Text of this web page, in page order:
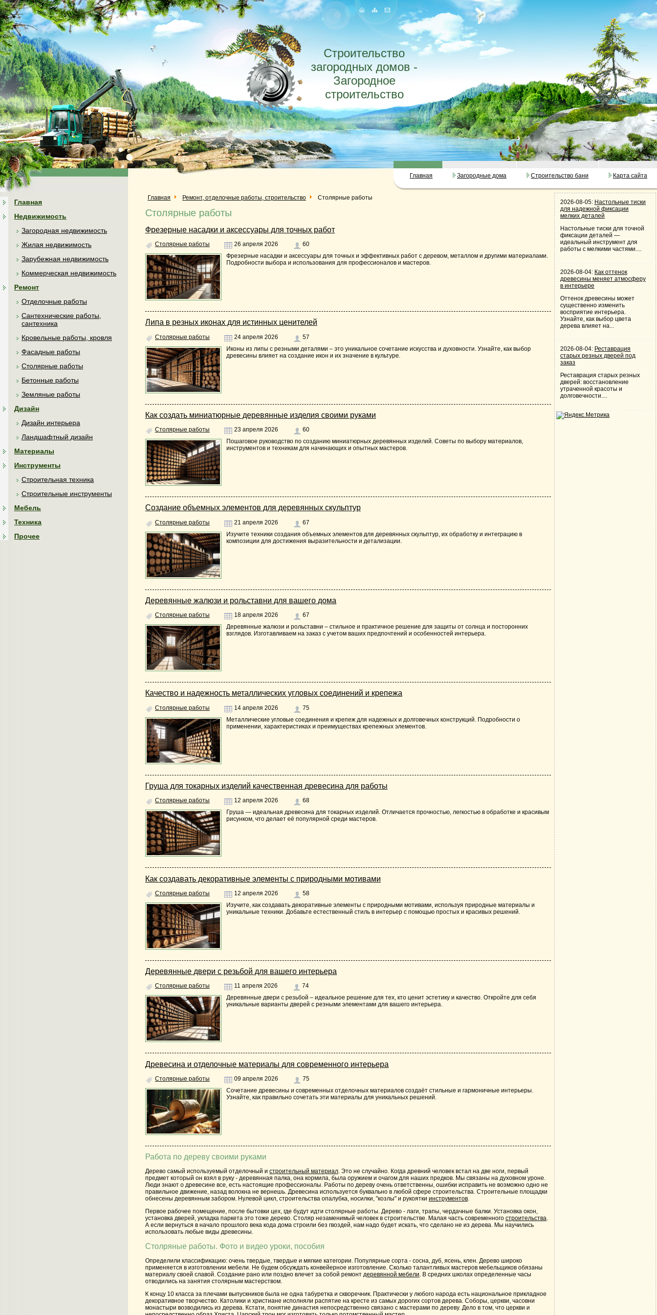
Строительство
загородных домов -
Загородное
строительство
Главная Загородные дома Строительство бани Карта сайта
Главная
Недвижимость
Загородная недвижимость
Жилая недвижимость
Зарубежная недвижимость
Коммерческая недвижимость
Ремонт
Отделочные работы
Сантехнические работы,
сантехника
Кровельные работы, кровля
Фасадные работы
Столярные работы
Бетонные работы
Земляные работы
Дизайн
Дизайн интерьера
Ландшафтный дизайн
Материалы
Инструменты
Строительная техника
Строительные инструменты
Мебель
Техника
Прочее
Главная Ремонт, отделочные работы, строительство Столярные работы
Столярные работы
Фрезерные насадки и аксессуары для точных работ
Столярные работы 26 апреля 2026
60
Фрезерные насадки и аксессуары для точных и эффективных работ с деревом, металлом и другими материалами.
Подробности выбора и использования для профессионалов и мастеров.
Липа в резных иконах для истинных ценителей
Столярные работы 24 апреля 2026
57
Иконы из липы с резными деталями – это уникальное сочетание искусства и духовности. Узнайте, как выбор
древесины влияет на создание икон и их значение в культуре.
Как создать миниатюрные деревянные изделия своими руками
Столярные работы 23 апреля 2026
60
Пошаговое руководство по созданию миниатюрных деревянных изделий. Советы по выбору материалов,
инструментов и техникам для начинающих и опытных мастеров.
Создание объемных элементов для деревянных скульптур
Столярные работы 21 апреля 2026
67
Изучите техники создания объемных элементов для деревянных скульптур, их обработку и интеграцию в
композиции для достижения выразительности и детализации.
Деревянные жалюзи и рольставни для вашего дома
Столярные работы 18 апреля 2026
67
Деревянные жалюзи и рольставни – стильное и практичное решение для защиты от солнца и посторонних
взглядов. Изготавливаем на заказ с учетом ваших предпочтений и особенностей интерьера.
Качество и надежность металлических угловых соединений и крепежа
Столярные работы 14 апреля 2026
75
Металлические угловые соединения и крепеж для надежных и долговечных конструкций. Подробности о
применении, характеристиках и преимуществах крепежных элементов.
Груша для токарных изделий качественная древесина для работы
Столярные работы 12 апреля 2026
68
Груша — идеальная древесина для токарных изделий. Отличается прочностью, легкостью в обработке и красивым
рисунком, что делает её популярной среди мастеров.
Как создавать декоративные элементы с природными мотивами
Столярные работы 12 апреля 2026
58
Изучите, как создавать декоративные элементы с природными мотивами, используя природные материалы и
уникальные техники. Добавьте естественный стиль в интерьер с помощью простых и красивых решений.
Деревянные двери с резьбой для вашего интерьера
Столярные работы 11 апреля 2026
74
Деревянные двери с резьбой – идеальное решение для тех, кто ценит эстетику и качество. Откройте для себя
уникальные варианты дверей с резными элементами для вашего интерьера.
Древесина и отделочные материалы для современного интерьера
Столярные работы 09 апреля 2026
75
Сочетание древесины и современных отделочных материалов создаёт стильные и гармоничные интерьеры.
Узнайте, как правильно сочетать эти материалы для уникальных решений.
Работа по дереву своими руками
Дерево самый используемый отделочный и строительный материал. Это не случайно. Когда древний человек встал на две ноги, первый
предмет который он взял в руку - деревянная палка, она кормила, была оружием и очагом для наших предков. Мы связаны на духовном уроне.
Люди знают о древесине все, есть настоящие профессионалы. Работы по дереву очень ответственны, ошибки исправить не возможно одно не
правильное движение, назад волокна не вернешь. Древесина используется буквально в любой сфере строительства. Строительные площадки
обнесены деревянным забором. Нулевой цикл, строительства опалубка, носилки, "козлы" и рукоятки инструментов.
Первое рабочее помещение, после бытовки цех, где будут идти столярные работы. Дерево - лаги, трапы, чердачные балки. Установка окон,
установка дверей, укладка паркета это тоже дерево. Столяр незаменимый человек в строительстве. Малая часть современного строительства.
А если вернуться в начало прошлого века кода дома строили без гвоздей, нам надо будет искать, что сделано не из дерева. Мы научились
использовать любые виды древесины.
Столряные работы. Фото и видео уроки, пособия
Определили классификацию: очень твердые, твердые и мягкие категории. Популярные сорта - сосна, дуб, ясень, клен. Дерево широко
применяется в изготовлении мебели. Не будем обсуждать конвейерное изготовление. Сколько талантливых мастеров мебельщиков обязаны
материалу своей славой. Создание рано или поздно влечет за собой ремонт деревянной мебели. В средних школах определенные часы
отводились на занятия столярным мастерством.
К концу 10 класса за плечами выпускников была не одна табуретка и скворечник. Практически у любого народа есть национальное прикладное
декоративное творчество. Католики и христиане исполняли распятие на кресте из самых дорогих сортов дерева. Соборы, церкви, часовни
монастыри возводились из дерева. Кстати, понятие династия непосредственно связано с мастерами по дереву. Дело в том, что церкви и
2026-08-05: Настольные тиски
для надежной фиксации
мелких деталей
Настольные тиски для точной
фиксации деталей —
идеальный инструмент для
работы с мелкими частями....
2026-08-04: Как оттенок
древесины меняет атмосферу
в интерьере
Оттенок древесины может
существенно изменить
восприятие интерьера.
Узнайте, как выбор цвета
дерева влияет на...
2026-08-04: Реставрация
старых резных дверей под
заказ
Реставрация старых резных
дверей: восстановление
утраченной красоты и
долговечности....